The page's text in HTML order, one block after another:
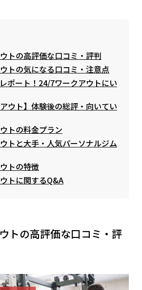
トの高評価な口コミ・評判
トの気になる口コミ・注意点
ポート！24/7ワークアウトにい
ウト】体験後の総評・向いてい
トの料金プラン
トと大手・人気パーソナルジム
トの特徴
トに関するQ&A
トの高評価な口コミ・評